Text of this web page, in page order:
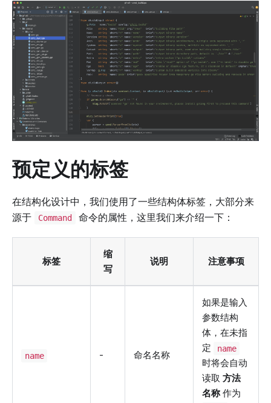
预定义的标签
在结构化设计中，我们使用了一些结构体标签，大部分来
源于
Command 命令的属性，这里我们来介绍一下：
标签
缩
写
说明 注意事项
name - 命名名称
如果是输入
参数结构
体，在未指
定
name
时将会自动
读取方法
名称作为